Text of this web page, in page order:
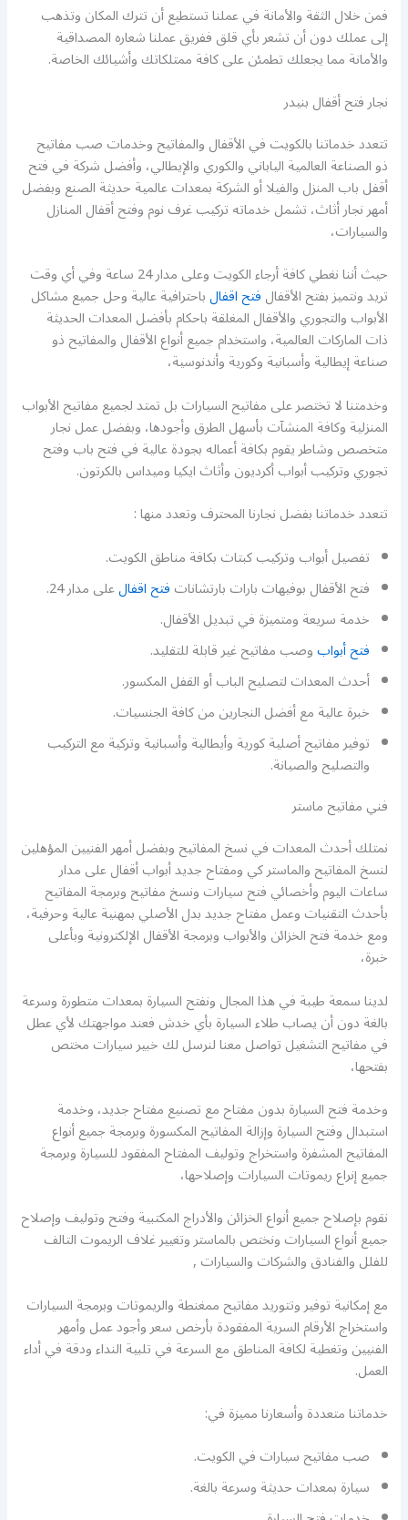
فمن خلال الثقة والأمانة في عملنا تستطيع أن تترك المكان وتذهب
إلى عملك دون أن تشعر بأي قلق ففريق عملنا شعاره المصداقية
والأمانة مما يجعلك تطمئن على كافة ممتلكاتك وأشيائك الخاصة.
نجار فتح أقفال بنيدر
تتعدد خدماتنا بالكويت في الأقفال والمفاتيح وخدمات صب مفاتيح
ذو الصناعة العالمية الياباني والكوري والإيطالي، وأفضل شركة في فتح
أقفل باب المنزل والفيلا أو الشركة بمعدات عالمية حديثة الصنع وبفضل
أمهر نجار أثاث، تشمل خدماته تركيب غرف نوم وفتح أقفال المنازل
والسيارات،
حيث أننا نغطي كافة أرجاء الكويت وعلى مدار 24 ساعة وفي أي وقت
تريد ونتميز بفتح الأقفالفتح اقفالباحترافية عالية وحل جميع مشاكل
الأبواب والتجوري والأقفال المغلقة باحكام بأفضل المعدات الحديثة
ذات الماركات العالمية، واستخدام جميع أنواع الأقفال والمفاتيح ذو
صناعة إيطالية وأسبانية وكورية وأندنوسية،
وخدمتنا لا تختصر على مفاتيح السيارات بل تمتد لجميع مفاتيح الأبواب
المنزلية وكافة المنشآت بأسهل الطرق وأجودها، وبفضل عمل نجار
متخصص وشاطر يقوم بكافة أعماله بجودة عالية في فتح باب وفتح
تجوري وتركيب أبواب أكرديون وأثاث ايكيا وميداس بالكرتون.
تتعدد خدماتنا بفضل نجارنا المحترف وتعدد منها :
تفصيل أبواب وتركيب كبتات بكافة مناطق الكويت.
فتح الأقفال بوفيهات بارات بارتشاناتفتح اقفالعلى مدار 24.
خدمة سريعة ومتميزة في تبديل الأقفال.
فتح أبوابوصب مفاتيح غير قابلة للتقليد.
أحدث المعدات لتصليح الباب أو القفل المكسور.
خبرة عالية مع أفضل النجارين من كافة الجنسيات.
توفير مفاتيح أصلية كورية وأيطالية وأسبانية وتركية مع التركيب
والتصليح والصيانة.
فني مفاتيح ماستر
نمتلك أحدث المعدات في نسخ المفاتيح وبفضل أمهر الفنيين المؤهلين
لنسخ المفاتيح والماستر كي ومفتاح جديد أبواب أقفال على مدار
ساعات اليوم وأخصائي فتح سيارات ونسخ مفاتيح وبرمجة المفاتيح
بأحدث التقنيات وعمل مفتاح جديد بدل الأصلي بمهنية عالية وحرفية،
ومع خدمة فتح الخزائن والأبواب وبرمجة الأقفال الإلكترونية وبأعلى
خبرة،
لدينا سمعة طيبة في هذا المجال ونفتح السيارة بمعدات متطورة وسرعة
بالغة دون أن يصاب طلاء السيارة بأي خدش فعند مواجهتك لأي عطل
في مفاتيح التشغيل تواصل معنا لنرسل لك خبير سيارات مختص
بفتحها،
وخدمة فتح السيارة بدون مفتاح مع تصنيع مفتاح جديد، وخدمة
استبدال وفتح السيارة وإزالة المفاتيح المكسورة وبرمجة جميع أنواع
المفاتيح المشفرة واستخراج وتوليف المفتاح المفقود للسيارة وبرمجة
جميع إنراع ريموتات السيارات وإصلاحها،
نقوم بإصلاح جميع أنواع الخزائن والأدراج المكتبية وفتح وتوليف وإصلاح
جميع أنواع السيارات ونختص بالماستر وتغيير غلاف الريموت التالف
للفلل والفنادق والشركات والسيارات ,
مع إمكانية توفير وتتوريد مفاتيح ممغنطة والريموتات وبرمجة السيارات
واستخراج الأرقام السرية المفقودة بأرخص سعر وأجود عمل وأمهر
الفنيين وتغطية لكافة المناطق مع السرعة في تلبية النداء ودقة في أداء
العمل.
خدماتنا متعددة وأسعارنا مميزة في:
صب مفاتيح سيارات في الكويت.
سيارة بمعدات حديثة وسرعة بالغة.